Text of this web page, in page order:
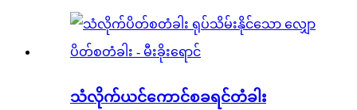
သံလိုက်ယင်ကောင်စခရင်တံခါး